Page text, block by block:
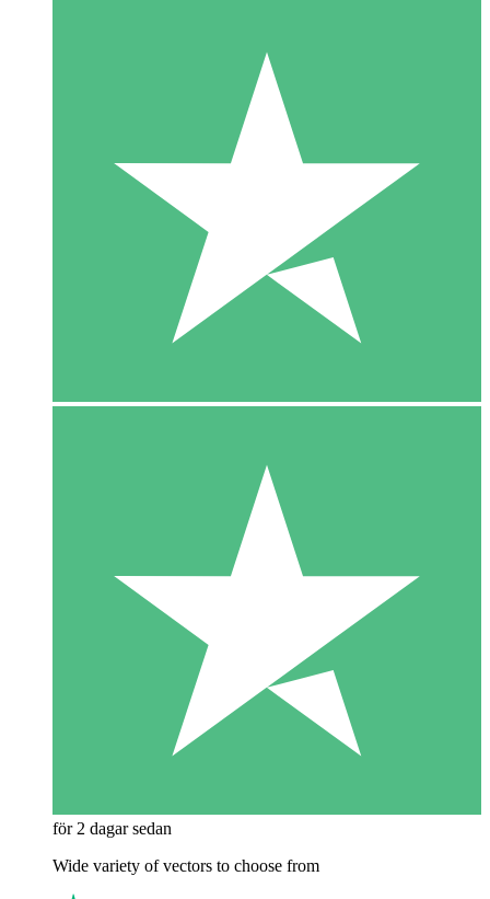
för 2 dagar sedan
Wide variety of vectors to choose from